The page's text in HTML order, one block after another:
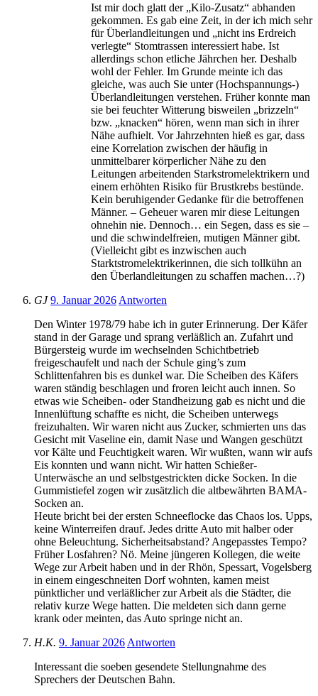
Ist mir doch glatt der „Kilo-Zusatz“ abhanden
gekommen. Es gab eine Zeit, in der ich mich sehr
für Überlandleitungen und „nicht ins Erdreich
verlegte“ Stomtrassen interessiert habe. Ist
allerdings schon etliche Jährchen her. Deshalb
wohl der Fehler. Im Grunde meinte ich das
gleiche, was auch Sie unter (Hochspannungs-)
Überlandleitungen verstehen. Früher konnte man
sie bei feuchter Witterung bisweilen „brizzeln“
bzw. „knacken“ hören, wenn man sich in ihrer
Nähe aufhielt. Vor Jahrzehnten hieß es gar, dass
eine Korrelation zwischen der häufig in
unmittelbarer körperlicher Nähe zu den
Leitungen arbeitenden Starkstromelektrikern und
einem erhöhten Risiko für Brustkrebs bestünde.
Kein beruhigender Gedanke für die betroffenen
Männer. – Geheuer waren mir diese Leitungen
ohnehin nie. Dennoch… ein Segen, dass es sie –
und die schwindelfreien, mutigen Männer gibt.
(Vielleicht gibt es inzwischen auch
Starktstromelektrikerinnen, die sich tollkühn an
den Überlandleitungen zu schaffen machen…?)
GJ 9. Januar 2026 Antworten
Den Winter 1978/79 habe ich in guter Erinnerung. Der Käfer
stand in der Garage und sprang verläßlich an. Zufahrt und
Bürgersteig wurde im wechselnden Schichtbetrieb
freigeschaufelt und nach der Schule ging’s zum
Schlittenfahren bis es dunkel war. Die Scheiben des Käfers
waren ständig beschlagen und froren leicht auch innen. So
etwas wie Scheiben- oder Standheizung gab es nicht und die
Innenlüftung schaffte es nicht, die Scheiben unterwegs
freizuhalten. Wir waren nicht aus Zucker, schmierten uns das
Gesicht mit Vaseline ein, damit Nase und Wangen geschützt
vor Kälte und Feuchtigkeit waren. Wir wußten, wann wir aufs
Eis konnten und wann nicht. Wir hatten Schießer-
Unterwäsche an und selbstgestrickten dicke Socken. In die
Gummistiefel zogen wir zusätzlich die altbewährten BAMA-
Socken an.
Heute bricht bei der ersten Schneeflocke das Chaos los. Upps,
keine Winterreifen drauf. Jedes dritte Auto mit halber oder
ohne Beleuchtung. Sicherheitsabstand? Angepasstes Tempo?
Früher Losfahren? Nö. Meine jüngeren Kollegen, die weite
Wege zur Arbeit haben und in der Rhön, Spessart, Vogelsberg
in einem eingeschneiten Dorf wohnten, kamen meist
pünktlicher und verläßlicher zur Arbeit als die Städter, die
relativ kurze Wege hatten. Die meldeten sich dann gerne
krank oder meinten, das Auto springe nicht an.
H.K. 9. Januar 2026 Antworten
Interessant die soeben gesendete Stellungnahme des
Sprechers der Deutschen Bahn.